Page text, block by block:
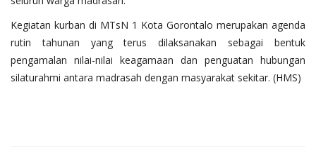
Kegiatan kurban di MTsN 1 Kota Gorontalo merupakan agenda
rutin tahunan yang terus dilaksanakan sebagai bentuk
pengamalan nilai-nilai keagamaan dan penguatan hubungan
silaturahmi antara madrasah dengan masyarakat sekitar. (HMS)